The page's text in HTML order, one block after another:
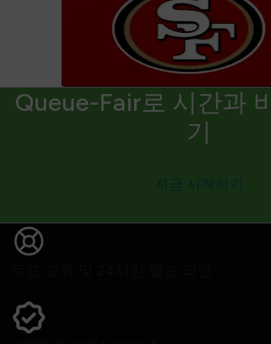
Queue-Fair로 시간과
기